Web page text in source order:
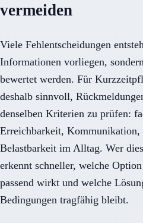
vermeiden
Viele Fehlentscheidungen
Informationen vorliegen,
bewertet werden. Für
deshalb sinnvoll,
denselben Kriterien zu prüfen:
Erreichbarkeit,
Belastbarkeit im Alltag. Wer
erkennt schneller, welche
passend wirkt und welche
Bedingungen tragfähig bleibt.